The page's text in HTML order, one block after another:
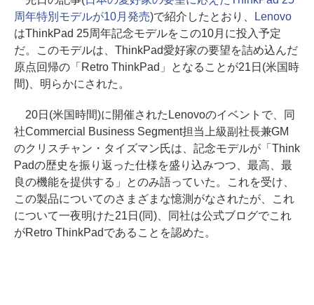
周年特別モデルが10月発売)で紹介したとおり、
Lenovo
はThinkPad 25周年記念モデルをこの10月に投入予定
だ。このモデルは、ThinkPad愛好家の要望を詰め込んだ
原点回帰の「Retro ThinkPad」となることが21日(米国時
間)、明らかにされた。
20日(米国時間)に開催されたLenovoのイベントで、同
社Commercial Business Segment担当上級副社長兼GM
のクリスチャン・タイズマン氏は、記念モデルが「Think
Padの歴史を振り返った仕様を盛り込みつつ、最高、最
良の機能を提供する」とのみ語っていた。これを受け、
この製品についてのさまざまな憶測がなされたが、これ
について一夜明けた21日(同)、同社は公式ブログでこれ
がRetro ThinkPadであることを認めた。